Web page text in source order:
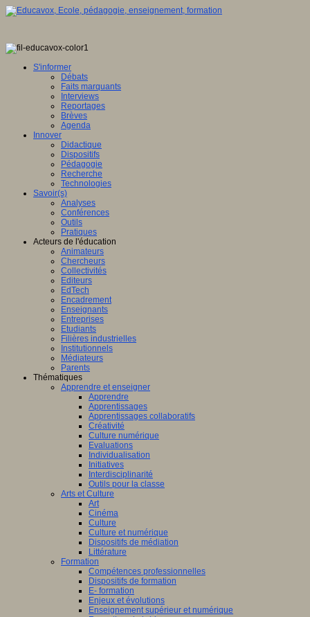
S'informer
Débats
Faits marquants
Interviews
Reportages
Brèves
Agenda
Innover
Didactique
Dispositifs
Pédagogie
Recherche
Technologies
Savoir(s)
Analyses
Conférences
Outils
Pratiques
Acteurs de l'éducation
Animateurs
Chercheurs
Collectivités
Editeurs
EdTech
Encadrement
Enseignants
Entreprises
Etudiants
Filières industrielles
Institutionnels
Médiateurs
Parents
Thématiques
Apprendre et enseigner
Apprendre
Apprentissages
Apprentissages collaboratifs
Créativité
Culture numérique
Evaluations
Individualisation
Initiatives
Interdisciplinarité
Outils pour la classe
Arts et Culture
Art
Cinéma
Culture
Culture et numérique
Dispositifs de médiation
Littérature
Formation
Compétences professionnelles
Dispositifs de formation
E- formation
Enjeux et évolutions
Enseignement supérieur et numérique